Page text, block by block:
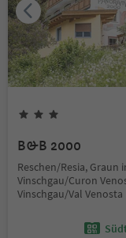
B&B 2000
Reschen/Resia, Graun
Vinschgau/Curon
Vinschgau/Val Venosta